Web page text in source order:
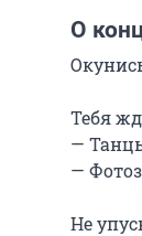
О
Тебя
—
—
Не